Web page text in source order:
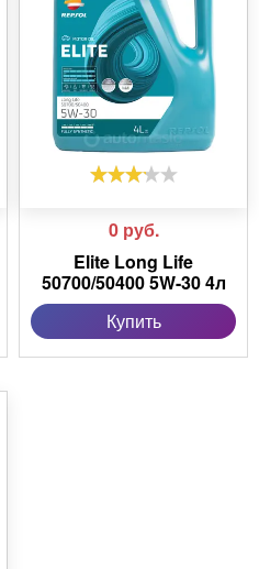
0 руб.
Elite Long Life
50700/50400 5W-30 4л
Купить